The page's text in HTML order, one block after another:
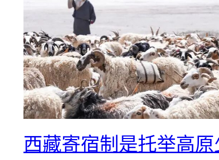
西藏寄宿制是托举高